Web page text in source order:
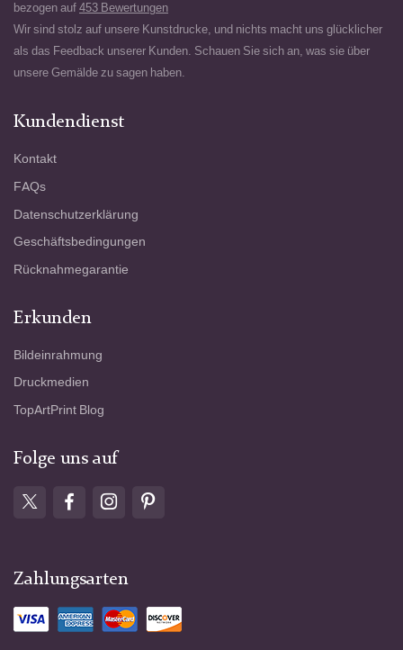
bezogen auf 453 Bewertungen
Wir sind stolz auf unsere Kunstdrucke, und nichts macht uns glücklicher
als das Feedback unserer Kunden. Schauen Sie sich an, was sie über
unsere Gemälde zu sagen haben.
Kundendienst
Kontakt
FAQs
Datenschutzerklärung
Geschäftsbedingungen
Rücknahmegarantie
Erkunden
Bildeinrahmung
Druckmedien
TopArtPrint Blog
Folge uns auf
Zahlungsarten